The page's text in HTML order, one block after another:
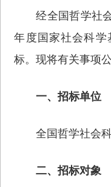
经全国哲学社
年度国家社会科学
标。现将有关事项
一、招标单位
全国哲学社会
二、招标对象